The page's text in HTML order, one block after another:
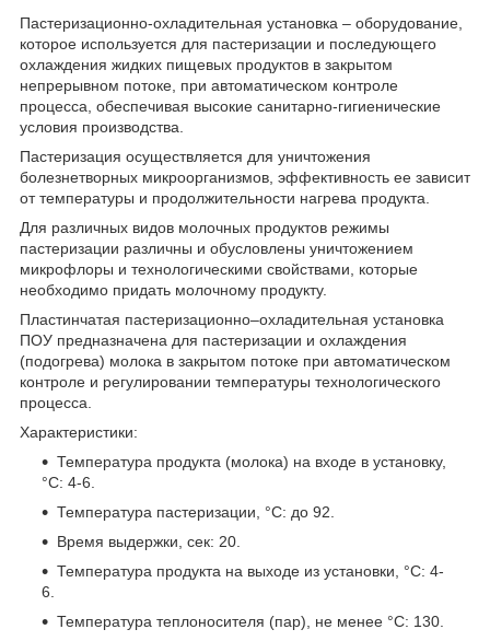
Пастеризационно-охладительная установка – оборудование,
которое используется для пастеризации и последующего
охлаждения жидких пищевых продуктов в закрытом
непрерывном потоке, при автоматическом контроле
процесса, обеспечивая высокие санитарно-гигиенические
условия производства.
Пастеризация осуществляется для уничтожения
болезнетворных микроорганизмов, эффективность ее зависит
от температуры и продолжительности нагрева продукта.
Для различных видов молочных продуктов режимы
пастеризации различны и обусловлены уничтожением
микрофлоры и технологическими свойствами, которые
необходимо придать молочному продукту.
Пластинчатая пастеризационно–охладительная установка
ПОУ предназначена для пастеризации и охлаждения
(подогрева) молока в закрытом потоке при автоматическом
контроле и регулировании температуры технологического
процесса.
Характеристики:
Температура продукта (молока) на входе в установку,
°C: 4-6.
Температура пастеризации, °C: до 92.
Время выдержки, сек: 20.
Температура продукта на выходе из установки, °C: 4-
6.
Температура теплоносителя (пар), не менее °C: 130.